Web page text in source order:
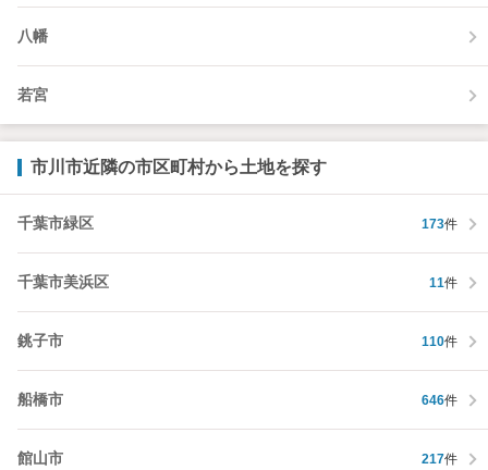
八幡
若宮
市川市近隣の市区町村から土地を探す
千葉市緑区 173件
千葉市美浜区 11件
銚子市 110件
船橋市 646件
館山市 217件